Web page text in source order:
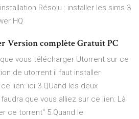
Résolu : installer les sims 3
HQ
Version complète Gratuit PC
vous télécharger Utorrent sur ce
de utorrent il faut installer
lien: ici 3.QUand les deux
que vous alliez sur ce lien: Là
ce torrent" 5.Quand le